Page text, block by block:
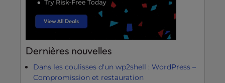
Dernières nouvelles
Dans les coulisses d'un wp2shell : WordPress –
Compromission et restauration